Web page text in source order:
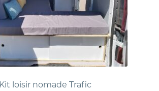
Kit loisir nomade Trafic